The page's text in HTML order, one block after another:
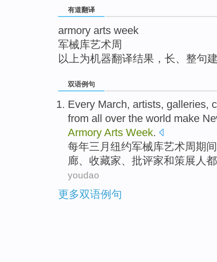
有道翻译
armory arts week
军械库艺术周
以上为机器翻译结果，长、整句
双语例句
Every March, artists, galleries,
from all over the world make
Armory Arts Week.
每年三月 纽约军械库艺术周期间
廊、 收藏家、 批评家和策展人
youdao
更多双语例句